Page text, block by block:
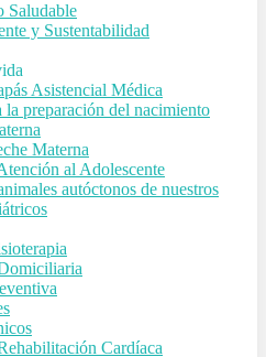
Saludable
y Sustentabilidad
Asistencial Médica
la preparación del nacimiento
Materna
al Adolescente
autóctonos de nuestros
Cardíaca